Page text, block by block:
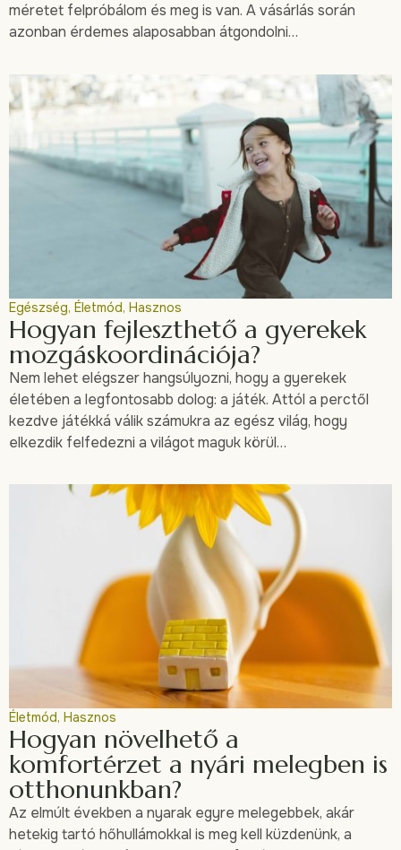
méretet felpróbálom és meg is van. A vásárlás során
azonban érdemes alaposabban átgondolni…
Egészség, Életmód, Hasznos
Hogyan fejleszthető a gyerekek
mozgáskoordinációja?
Nem lehet elégszer hangsúlyozni, hogy a gyerekek
életében a legfontosabb dolog: a játék. Attól a perctől
kezdve játékká válik számukra az egész világ, hogy
elkezdik felfedezni a világot maguk körül…
Életmód, Hasznos
Hogyan növelhető a
komfortérzet a nyári melegben is
otthonunkban?
Az elmúlt években a nyarak egyre melegebbek, akár
hetekig tartó hőhullámokkal is meg kell küzdenünk, a